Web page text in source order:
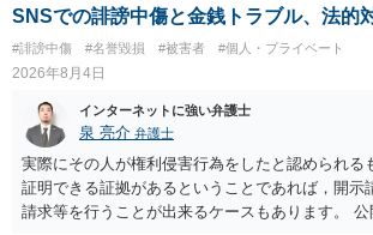
ても失敗する可能性が高いように思われます。 相
合、相手に全ての弁護士費用を負担させること
訴訟外の交渉で相手方が認めれば負担させること
訴訟で判決となった場合は、実際の弁護士費用が
められない場合があり何ともいえないところでし
SNSでの誹謗中傷と金銭トラブル、法的
#誹謗中傷 #名誉毀損 #被害者 #個人・プライベート
2026年8月4日
インターネットに強い弁護士
泉 亮介 弁護士
実際にその人が権利侵害行為をしたと認められる
証明できる証拠があるということであれば，開示
請求等を行うことが出来るケースもあります。